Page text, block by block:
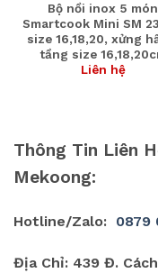
Bộ nồi inox 5 món
Smartcook Mini SM
size 16,18,20, xửng
tầng size
Liên hệ
Thông Tin Liên
Mekoong:
Hotline/Zalo: 0879
Địa Chỉ: 439 Đ.